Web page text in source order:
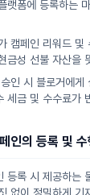
랫폼에 등록하는
캠페인 리워드 및
금성 선불 자산을
인 시 블로거에게
세금 및 수수료가
인의 등록 및
등록 시 제공하는